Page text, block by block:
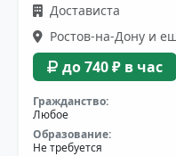
Достависта
Ростов-на-Дону и
до 740 ₽ в час
Гражданство:
Любое
Образование:
Не требуется